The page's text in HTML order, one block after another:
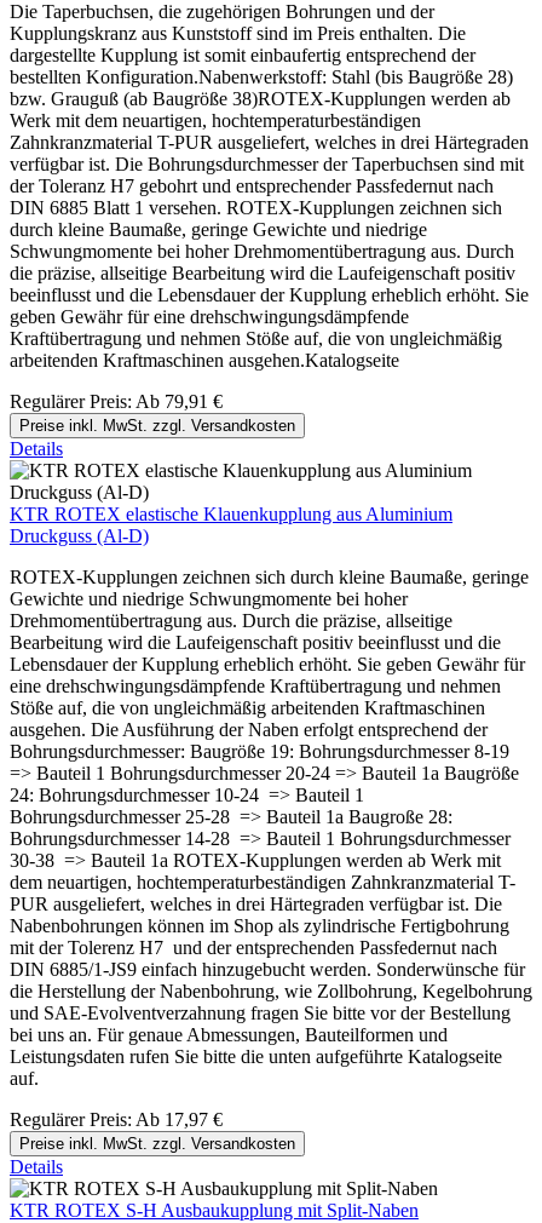
Die Taperbuchsen, die zugehörigen Bohrungen und der
Kupplungskranz aus Kunststoff sind im Preis enthalten. Die
dargestellte Kupplung ist somit einbaufertig entsprechend der
bestellten Konfiguration.Nabenwerkstoff: Stahl (bis Baugröße 28)
bzw. Grauguß (ab Baugröße 38)ROTEX-Kupplungen werden ab
Werk mit dem neuartigen, hochtemperaturbeständigen
Zahnkranzmaterial T-PUR ausgeliefert, welches in drei Härtegraden
verfügbar ist. Die Bohrungsdurchmesser der Taperbuchsen sind mit
der Toleranz H7 gebohrt und entsprechender Passfedernut nach
DIN 6885 Blatt 1 versehen. ROTEX-Kupplungen zeichnen sich
durch kleine Baumaße, geringe Gewichte und niedrige
Schwungmomente bei hoher Drehmomentübertragung aus. Durch
die präzise, allseitige Bearbeitung wird die Laufeigenschaft positiv
beeinflusst und die Lebensdauer der Kupplung erheblich erhöht. Sie
geben Gewähr für eine drehschwingungsdämpfende
Kraftübertragung und nehmen Stöße auf, die von ungleichmäßig
arbeitenden Kraftmaschinen ausgehen.Katalogseite
Regulärer Preis: Ab 79,91 €
Preise inkl. MwSt. zzgl. Versandkosten
Details
KTR ROTEX elastische Klauenkupplung aus Aluminium
Druckguss (Al-D)
ROTEX-Kupplungen zeichnen sich durch kleine Baumaße, geringe
Gewichte und niedrige Schwungmomente bei hoher
Drehmomentübertragung aus. Durch die präzise, allseitige
Bearbeitung wird die Laufeigenschaft positiv beeinflusst und die
Lebensdauer der Kupplung erheblich erhöht. Sie geben Gewähr für
eine drehschwingungsdämpfende Kraftübertragung und nehmen
Stöße auf, die von ungleichmäßig arbeitenden Kraftmaschinen
ausgehen. Die Ausführung der Naben erfolgt entsprechend der
Bohrungsdurchmesser: Baugröße 19: Bohrungsdurchmesser 8-19
=> Bauteil 1 Bohrungsdurchmesser 20-24 => Bauteil 1a Baugröße
24: Bohrungsdurchmesser 10-24 => Bauteil 1
Bohrungsdurchmesser 25-28 => Bauteil 1a Baugroße 28:
Bohrungsdurchmesser 14-28 => Bauteil 1 Bohrungsdurchmesser
30-38 => Bauteil 1a ROTEX-Kupplungen werden ab Werk mit
dem neuartigen, hochtemperaturbeständigen Zahnkranzmaterial T-
PUR ausgeliefert, welches in drei Härtegraden verfügbar ist. Die
Nabenbohrungen können im Shop als zylindrische Fertigbohrung
mit der Tolerenz H7 und der entsprechenden Passfedernut nach
DIN 6885/1-JS9 einfach hinzugebucht werden. Sonderwünsche für
die Herstellung der Nabenbohrung, wie Zollbohrung, Kegelbohrung
und SAE-Evolventverzahnung fragen Sie bitte vor der Bestellung
bei uns an. Für genaue Abmessungen, Bauteilformen und
Leistungsdaten rufen Sie bitte die unten aufgeführte Katalogseite
auf.
Regulärer Preis: Ab 17,97 €
Preise inkl. MwSt. zzgl. Versandkosten
Details
KTR ROTEX S-H Ausbaukupplung mit Split-Naben